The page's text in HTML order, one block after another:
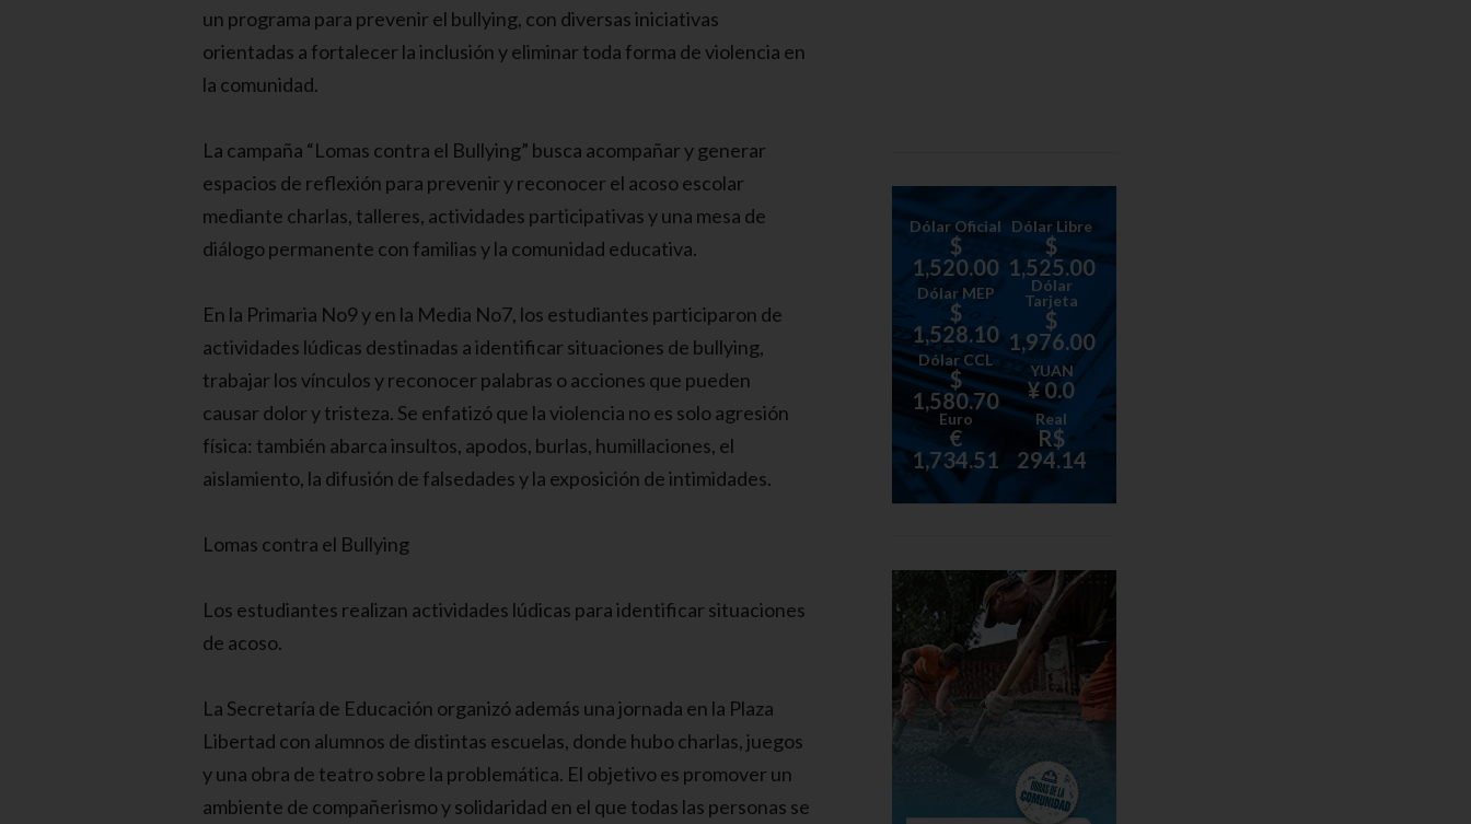
un programa para prevenir el bullying, con diversas iniciativas
orientadas a fortalecer la inclusión y eliminar toda forma de violencia en
la comunidad.
La campaña “Lomas contra el Bullying” busca acompañar y generar
espacios de reflexión para prevenir y reconocer el acoso escolar
mediante charlas, talleres, actividades participativas y una mesa de
diálogo permanente con familias y la comunidad educativa.
En la Primaria No9 y en la Media No7, los estudiantes participaron de
actividades lúdicas destinadas a identificar situaciones de bullying,
trabajar los vínculos y reconocer palabras o acciones que pueden
causar dolor y tristeza. Se enfatizó que la violencia no es solo agresión
física: también abarca insultos, apodos, burlas, humillaciones, el
aislamiento, la difusión de falsedades y la exposición de intimidades.
Lomas contra el Bullying
Los estudiantes realizan actividades lúdicas para identificar situaciones
de acoso.
La Secretaría de Educación organizó además una jornada en la Plaza
Libertad con alumnos de distintas escuelas, donde hubo charlas, juegos
y una obra de teatro sobre la problemática. El objetivo es promover un
ambiente de compañerismo y solidaridad en el que todas las personas se
Dólar Oficial
$
1,520.00
Dólar Libre
$
1,525.00
Dólar MEP
$
1,528.10
Dólar
Tarjeta
$
1,976.00
Dólar CCL
$
1,580.70
YUAN
¥ 0.0
Euro
€
1,734.51
Real
R$
294.14